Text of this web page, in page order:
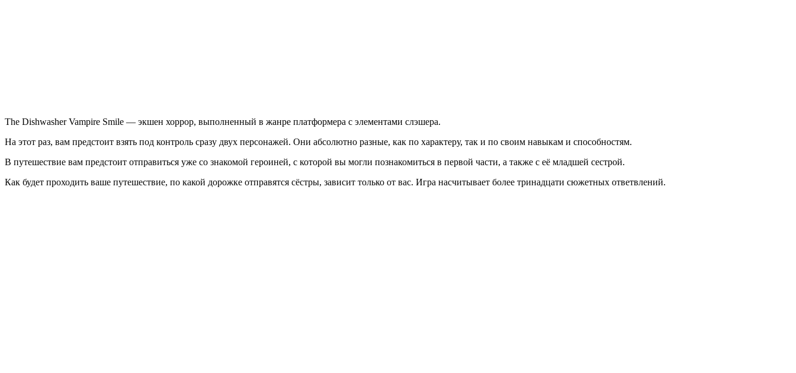
The Dishwasher Vampire Smile — экшен хоррор, выполненный в жанре платформера с элементами слэшера.
На этот раз, вам предстоит взять под контроль сразу двух персонажей. Они абсолютно разные, как по характеру, так и по своим навыкам и способностям.
В путешествие вам предстоит отправиться уже со знакомой героиней, с которой вы могли познакомиться в первой части, а также с её младшей сестрой.
Как будет проходить ваше путешествие, по какой дорожке отправятся сёстры, зависит только от вас. Игра насчитывает более тринадцати сюжетных ответвлений.